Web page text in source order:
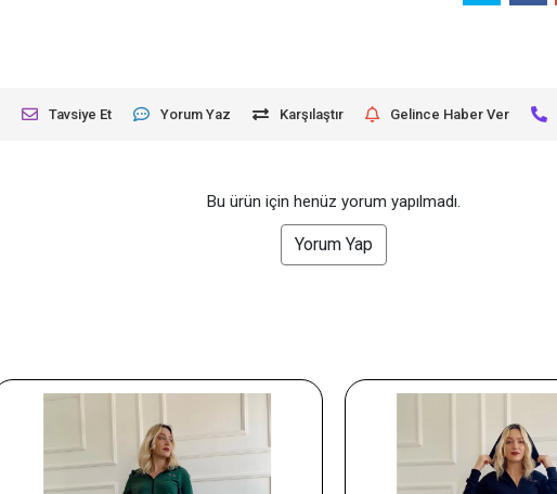
Tavsiye Et Yorum Yaz Karşılaştır Gelince Haber Ver
Bu ürün için henüz yorum yapılmadı.
Yorum Yap